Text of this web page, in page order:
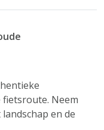
Neem
en de